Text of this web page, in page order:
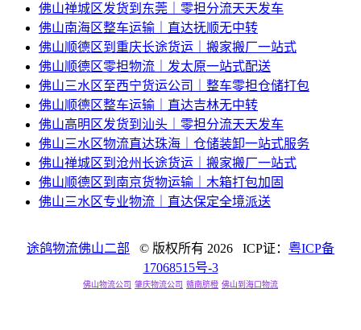
佛山禅城区发货到东莞｜零担分流天天发车
佛山南海区整车运输｜直达抚顺无中转
佛山顺德区到重庆长途货运｜搬家搬厂一站式
佛山顺德区零担物流｜发太原一站式配送
佛山三水区至西宁货运公司｜整车零担仓储打包
佛山顺德区整车运输｜直达吉林无中转
佛山高明区发货到汕头｜零担分流天天发车
佛山三水区物流直达珠海｜仓储装卸一站式服务
佛山禅城区到沧州长途货运｜搬家搬厂一站式
佛山顺德区到南京货物运输｜木箱打包加固
佛山三水区专业物流｜直达保定全境派送
途鸽物流佛山二部 © 版权所有 2026 ICP证： 粤ICP备
17068515号-3
佛山物流公司 肇庆物流公司 赣南脐橙 佛山到海口物流